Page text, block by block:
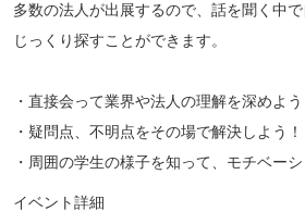
多数の法人が出展するので、話を聞く中
じっくり探すことができます。
・直接会って業界や法人の理解を深めよう
・疑問点、不明点をその場で解決しよう！
・周囲の学生の様子を知って、モチベー
イベント詳細